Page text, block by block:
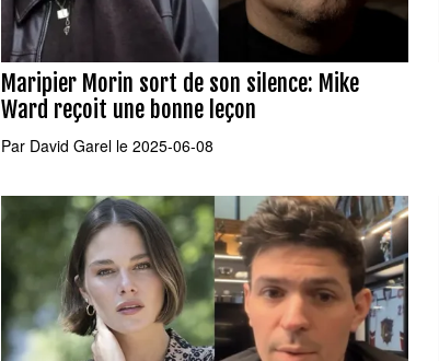
Maripier Morin sort de son silence: Mike
Ward reçoit une bonne leçon
Par David Garel le 2025-06-08